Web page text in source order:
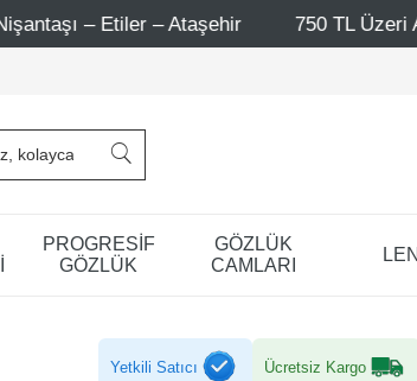
750 TL Üzeri Alışverişlerde - Ücretsiz
PROGRESİF
GÖZLÜK
GÖZLÜK
CAMLARI
Yetkili Satıcı Ücretsiz Kargo